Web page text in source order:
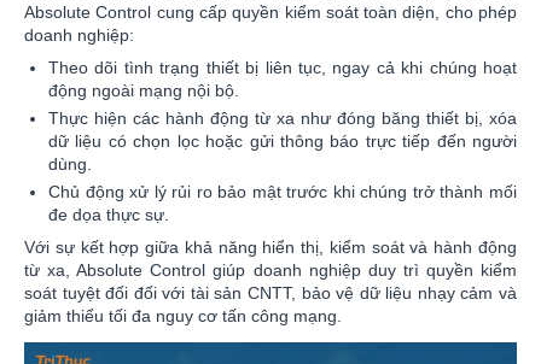
Absolute Control cung cấp quyền kiểm soát toàn diện, cho phép
doanh nghiệp:
Theo dõi tình trạng thiết bị liên tục, ngay cả khi chúng hoạt
động ngoài mạng nội bộ.
Thực hiện các hành động từ xa như đóng băng thiết bị, xóa
dữ liệu có chọn lọc hoặc gửi thông báo trực tiếp đến người
dùng.
Chủ động xử lý rủi ro bảo mật trước khi chúng trở thành mối
đe dọa thực sự.
Với sự kết hợp giữa khả năng hiển thị, kiểm soát và hành động
từ xa, Absolute Control giúp doanh nghiệp duy trì quyền kiểm
soát tuyệt đối đối với tài sản CNTT, bảo vệ dữ liệu nhạy cảm và
giảm thiểu tối đa nguy cơ tấn công mạng.